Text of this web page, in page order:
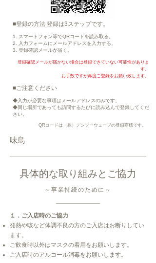
■登録の方法 登録は3ステップです。
1. スマートフォン等でQRコードを読み取る。
2. 入力フォームにメールアドレスを入力する。
3. 登録確認メールが届く。
登録確認メールが届かない場合は登録できていない可能性がありま
す。
お手数ですが再度ご登録をお願い致します。
■ご注意ください
◆入力が必要な事項はメールアドレスのみです。
◆同じ場所であっても訪問するたびに読み込んで登録してくだ
さい。
QRコードは（株）デンソーウェーブの登録商標です。
​味鳥
具体的な取り組みとご協力
～事業持続のために～
１．ご入店時のご協力
発熱や咳など体調不良の方のご入店はお断りしてい
ます。
ご飲食時以外はマスクの着用をお願いします。
ご入店時のアルコール消毒をお願いします。